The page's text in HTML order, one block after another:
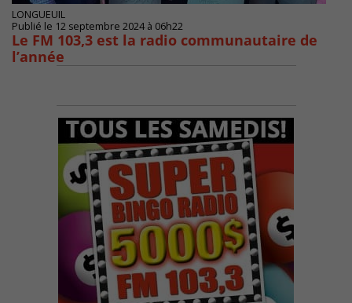
LONGUEUIL
Publié le 12 septembre 2024 à 06h22
Le FM 103,3 est la radio communautaire de
l’année